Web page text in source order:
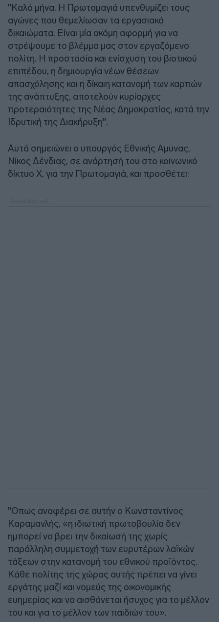
"Καλό μήνα. Η Πρωτομαγιά υπενθυμίζει τους
αγώνες που θεμελίωσαν τα εργασιακά
δικαιώματα. Είναι μία ακόμη αφορμή για να
στρέψουμε το βλέμμα μας στον εργαζόμενο
πολίτη. Η προστασία και ενίσχυση του βιοτικού
επιπέδου, η δημιουργία νέων θέσεων
απασχόλησης και η δίκαιη κατανομή των καρπών
της ανάπτυξης, αποτελούν κυρίαρχες
προτεραιότητες της Νέας Δημοκρατίας, κατά την
Ιδρυτική της Διακήρυξη".
Αυτά σημειώνει ο υπουργός Εθνικής Αμυνας,
Νίκος Δένδιας, σε ανάρτησή του στο κοινωνικό
δίκτυο Χ, για την Πρωτομαγιά, και προσθέτει:
"Οπως αναφέρει σε αυτήν ο Κωνσταντίνος
Καραμανλής, «η ιδιωτική πρωτοβουλία δεν
ημπορεί να βρει την δικαίωσή της χωρίς
παράλληλη συμμετοχή των ευρυτέρων λαϊκών
τάξεων στην κατανομή του εθνικού προϊόντος.
Κάθε πολίτης της χώρας αυτής πρέπει να γίνει
εργάτης μαζί και νομεύς της οικονομικής
ευημερίας και να αισθάνεται ήσυχος για το μέλλον
του και για το μέλλον των παιδιών του».